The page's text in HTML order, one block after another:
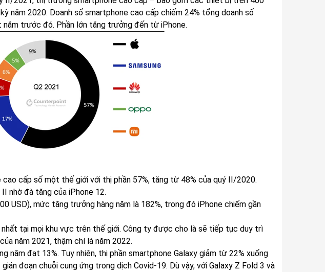
năm 2020. Doanh số smartphone cao cấp chiếm 24% tổng doanh số
trước đó. Phần lớn tăng trưởng đến từ iPhone.
cấp số một thế giới với thị phần 57%, tăng từ 48% của quý II/2020.
nhờ đà tăng của iPhone 12.
USD), mức tăng trưởng hàng năm là 182%, trong đó iPhone chiếm gần
tại mọi khu vực trên thế giới. Công ty được cho là sẽ tiếp tục duy trì
năm 2021, thậm chí là năm 2022.
năm đạt 13%. Tuy nhiên, thị phần smartphone Galaxy giảm từ 22% xuống
đoạn chuỗi cung ứng trong dịch Covid-19. Dù vậy, với Galaxy Z Fold 3 và